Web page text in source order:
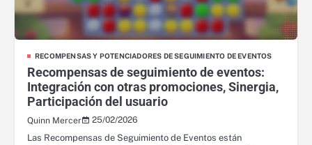
RECOMPENSAS Y POTENCIADORES DE SEGUIMIENTO DE EVENTOS
Recompensas de seguimiento de eventos:
Integración con otras promociones, Sinergia,
Participación del usuario
Quinn Mercer
25/02/2026
Las Recompensas de Seguimiento de Eventos están